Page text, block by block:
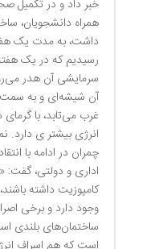
خبر داد و در تکمیل
همراه دانشجویان،
داشت، به مدت یک
سرمایشی آن هدر
آن شیشه‌ای و به سمت
غرب می‌تابد، با
انرژی بیشتر ی دارد.
چمران در ادامه با
اداری و دولتی، گفت:
کامپوزیت داشته
وجود دارد و برخی
ساختمان‌های بلندی